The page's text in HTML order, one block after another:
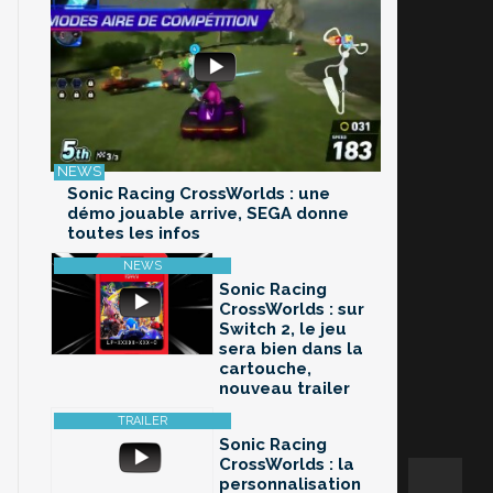
Sonic Racing CrossWorlds : une
démo jouable arrive, SEGA donne
toutes les infos
Sonic Racing
CrossWorlds : sur
Switch 2, le jeu
sera bien dans la
cartouche,
nouveau trailer
Sonic Racing
CrossWorlds : la
personnalisation